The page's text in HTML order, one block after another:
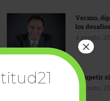
Verano,
los
4 agosto,
Competir
4 agosto,
×